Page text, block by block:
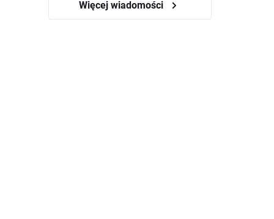
Więcej wiadomości